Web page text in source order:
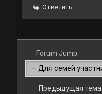
Ответить
Forum Jump:
Предыдущая тема